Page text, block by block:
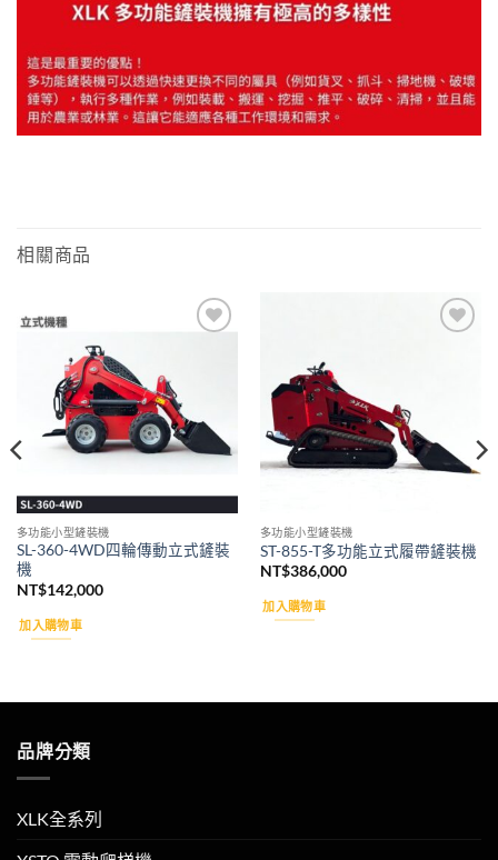
相關商品
多功能小型鏟裝機
SL-360-4WD四輪傳動立式鏟裝
機
NT$142,000
加入購物車
多功能小型鏟裝機
ST-855-T多功能立式履帶鏟裝機
NT$386,000
加入購物車
品牌分類
XLK全系列